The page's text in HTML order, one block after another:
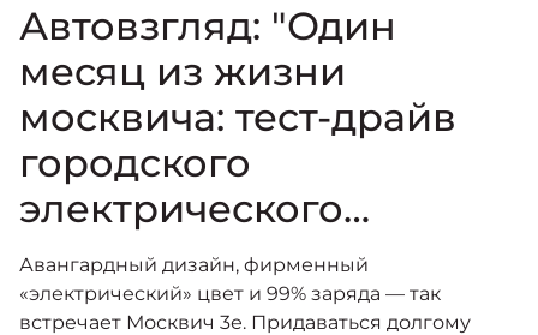
Автовзгляд: "Один
месяц из жизни
москвича: тест-драйв
городского
электрического
кроссовера Москвич
3е"
Авангардный дизайн, фирменный
«электрический» цвет и 99% заряда — так
встречает Москвич 3е. Придаваться долгому